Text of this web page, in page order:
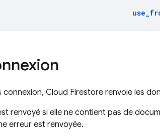
connexion, Cloud Firestore renvoie les
renvoyé si elle ne contient pas de
erreur est renvoyée.